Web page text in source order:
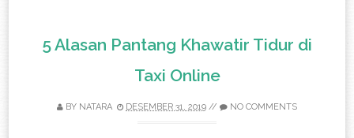
5 Alasan Pantang Khawatir Tidur di
Taxi Online
BY NATARA DESEMBER 31, 2019 // NO COMMENTS